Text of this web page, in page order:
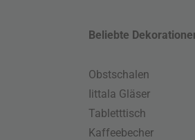
Beliebte
Obstschalen
Iittala Gläser
Tabletttisch
Kaffeebecher